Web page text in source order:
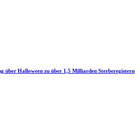
über Halloween zu über 1,5 Milliarden Sterberegistern